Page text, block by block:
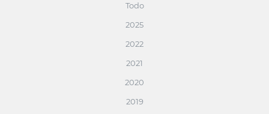
Todo
2025
2022
2021
2020
2019